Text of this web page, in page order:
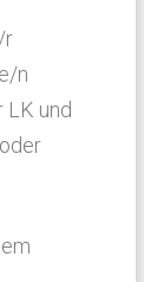
r
n
und